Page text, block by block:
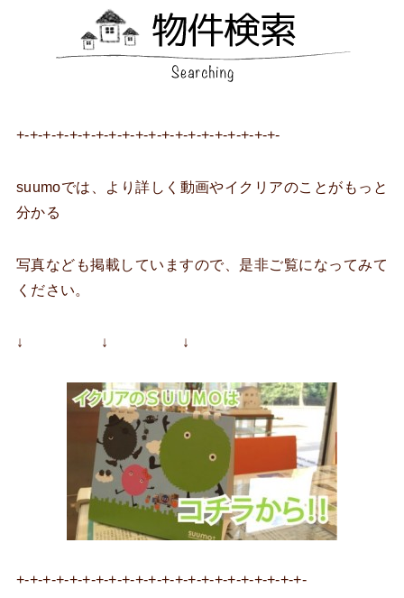
+-+-+-+-+-+-+-+-+-+-+-+-+-+-+-+-+-+-+-+-
suumoでは、より詳しく動画やイクリアのことがもっと
分かる
写真なども掲載していますので、是非ご覧になってみて
ください。
↓ ↓ ↓
+-+-+-+-+-+-+-+-+-+-+-+-+-+-+-+-+-+-+-+-+-+-